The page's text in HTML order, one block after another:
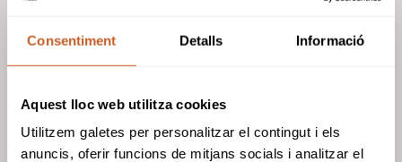
Consentiment Detalls Informació
Aquest lloc web utilitza cookies
Utilitzem galetes per personalitzar el contingut i els
anuncis, oferir funcions de mitjans socials i analitzar el